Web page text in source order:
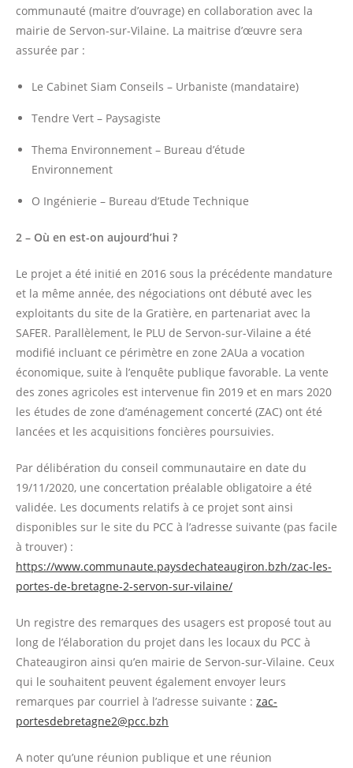
communauté (maitre d’ouvrage) en collaboration avec la
mairie de Servon-sur-Vilaine. La maitrise d’œuvre sera
assurée par :
Le Cabinet Siam Conseils – Urbaniste (mandataire)
Tendre Vert – Paysagiste
Thema Environnement – Bureau d’étude
Environnement
O Ingénierie – Bureau d’Etude Technique
2 – Où en est-on aujourd’hui ?
Le projet a été initié en 2016 sous la précédente mandature
et la même année, des négociations ont débuté avec les
exploitants du site de la Gratière, en partenariat avec la
SAFER. Parallèlement, le PLU de Servon-sur-Vilaine a été
modifié incluant ce périmètre en zone 2AUa a vocation
économique, suite à l’enquête publique favorable. La vente
des zones agricoles est intervenue fin 2019 et en mars 2020
les études de zone d’aménagement concerté (ZAC) ont été
lancées et les acquisitions foncières poursuivies.
Par délibération du conseil communautaire en date du
19/11/2020, une concertation préalable obligatoire a été
validée. Les documents relatifs à ce projet sont ainsi
disponibles sur le site du PCC à l’adresse suivante (pas facile
à trouver) :
https://www.communaute.paysdechateaugiron.bzh/zac-les-
portes-de-bretagne-2-servon-sur-vilaine/
Un registre des remarques des usagers est proposé tout au
long de l’élaboration du projet dans les locaux du PCC à
Chateaugiron ainsi qu’en mairie de Servon-sur-Vilaine. Ceux
qui le souhaitent peuvent également envoyer leurs
remarques par courriel à l’adresse suivante : zac-
portesdebretagne2@pcc.bzh
A noter qu’une réunion publique et une réunion